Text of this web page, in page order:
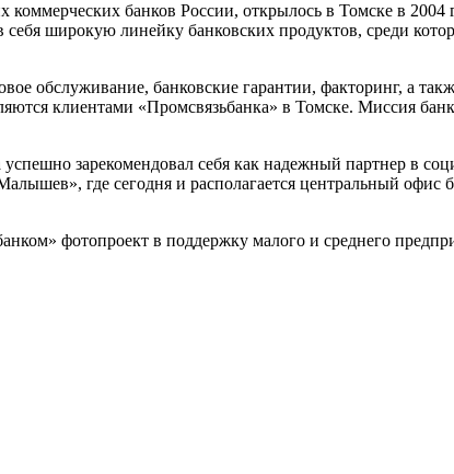
банков России, открылось в Томске в
широкую линейку банковских продуктов, среди
обслуживание, банковские гарантии, факторинг, а
клиентами «Промсвязьбанка» в Томске. Миссия
зарекомендовал себя как надежный партнер в
где сегодня и располагается центральный офис
фотопроект в поддержку малого и среднего